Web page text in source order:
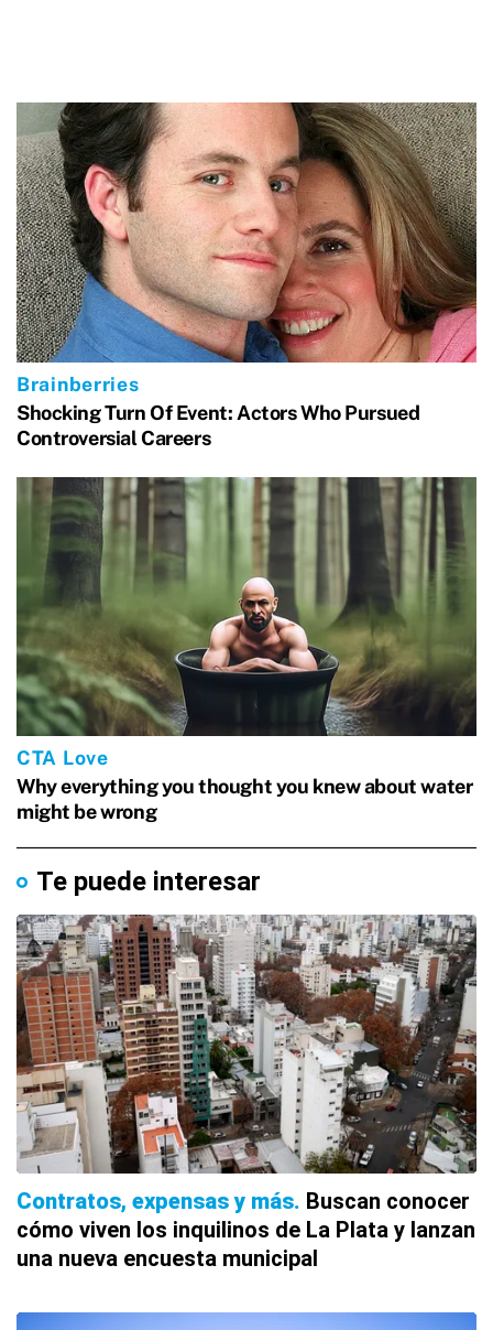
Te puede interesar
Contratos, expensas y más Buscan conocer
cómo viven los inquilinos de La Plata y lanzan
una nueva encuesta municipal